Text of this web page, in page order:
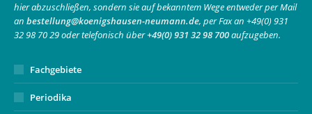
new
window
new
window
in
new
window
hier abzuschließen, sondern sie auf bekanntem Wege entweder per Mail
an bestellung@koenigshausen-neumann.de, per Fax an +49(0) 931
32 98 70 29 oder telefonisch über+49(0) 931 32 98 700aufzugeben.
Fachgebiete
Periodika